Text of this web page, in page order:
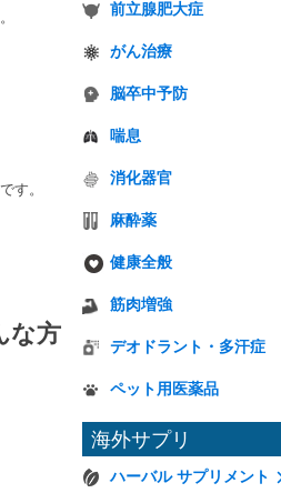
す。
な方
前立腺肥大症
がん治療
脳卒中予防
喘息
消化器官
麻酔薬
健康全般
筋肉増強
デオドラント・多汗症
ペット用医薬品
海外サプリ
ハーバル サプリメント